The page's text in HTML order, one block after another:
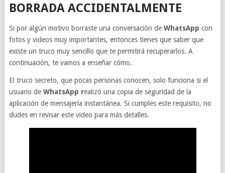
BORRADA ACCIDENTALMENTE
Si por algún motivo borraste una conversación de WhatsApp con
fotos y videos muy importantes, entonces tienes que saber que
existe un truco muy sencillo que te permitirá recuperarlos. A
continuación, te vamos a enseñar cómo.
El truco secreto, que pocas personas conocen, solo funciona si el
usuario de WhatsApp realizó una copia de seguridad de la
aplicación de mensajería instantánea. Si cumples este requisito, no
dudes en revisar este video para más detalles.